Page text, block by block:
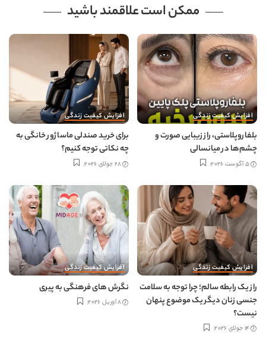
ممکن است علاقمند باشید
افزایش کیفیت زندگی
بلفاروپلاستی، راز زیبایی صورت و
چشم‌ها در میانسالی
5 آگوست 2026
افزایش کیفیت زندگی
برای خرید صندلی ماساژور خانگی به
چه نکاتی توجه کنیم؟
28 جولای 2026
افزایش کیفیت زندگی
راز یک رابطه سالم؛ چرا توجه به سلامت
جنسی زنان دیگر یک موضوع پنهان
نیست؟
14 جولای 2026
افزایش کیفیت زندگی
نگرش های فرهنگی به پیری
8 آوریل 2026